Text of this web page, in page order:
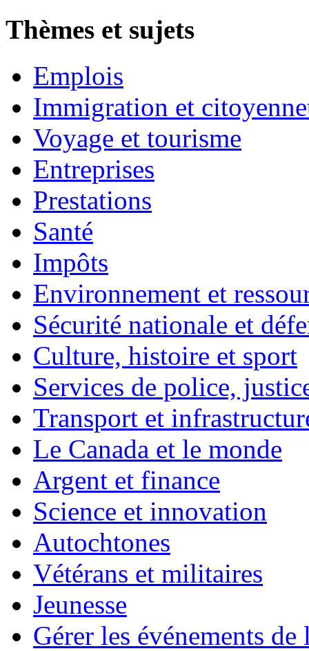
Thèmes et sujets
Emplois
Immigration et
Voyage et tourisme
Entreprises
Prestations
Santé
Impôts
Environnement et
Sécurité nationale et
Culture, histoire et sport
Services de police,
Transport et
Le Canada et le monde
Argent et finance
Science et innovation
Autochtones
Vétérans et militaires
Jeunesse
Gérer les événements de